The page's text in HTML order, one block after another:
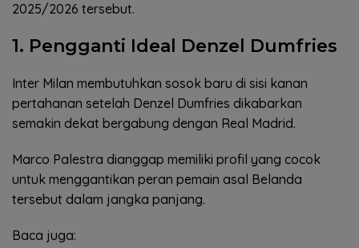
2025/2026 tersebut.
1. Pengganti Ideal Denzel Dumfries
Inter Milan membutuhkan sosok baru di sisi kanan
pertahanan setelah Denzel Dumfries dikabarkan
semakin dekat bergabung dengan Real Madrid.
Marco Palestra dianggap memiliki profil yang cocok
untuk menggantikan peran pemain asal Belanda
tersebut dalam jangka panjang.
Baca juga: